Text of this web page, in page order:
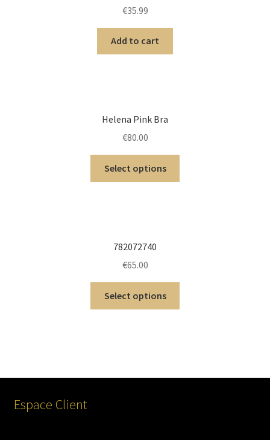
€35.99
Add to cart
Helena Pink Bra
€80.00
Select options
782072740
€65.00
Select options
Espace Client